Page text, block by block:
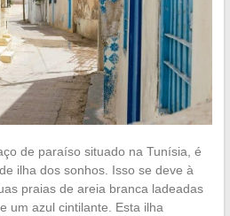
de paraíso situado na Tunísia, é
ilha dos sonhos. Isso se deve à
praias de areia branca ladeadas
um azul cintilante. Esta ilha